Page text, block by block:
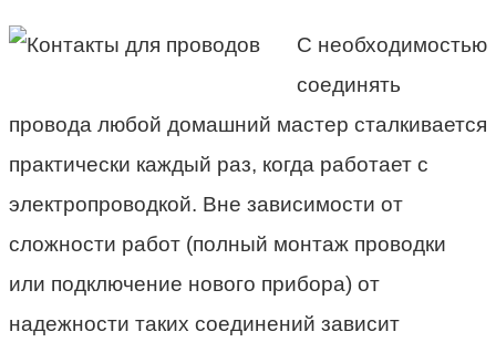
С необходимостью
соединять
провода любой домашний мастер сталкивается
практически каждый раз, когда работает с
электропроводкой. Вне зависимости от
сложности работ (полный монтаж проводки
или подключение нового прибора) от
надежности таких соединений зависит